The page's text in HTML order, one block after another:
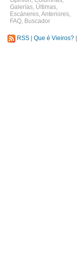
Galerías, Últimas,
Escáneres,Anteriores,
FAQ, Buscador
RSS Que é Vieiros?